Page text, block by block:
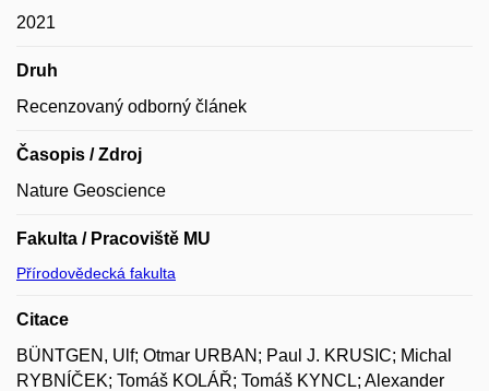
2021
Druh
Recenzovaný odborný článek
Časopis / Zdroj
Nature Geoscience
Fakulta / Pracoviště MU
Přírodovědecká fakulta
Citace
BÜNTGEN, Ulf; Otmar URBAN; Paul J. KRUSIC; Michal
RYBNÍČEK; Tomáš KOLÁŘ; Tomáš KYNCL; Alexander